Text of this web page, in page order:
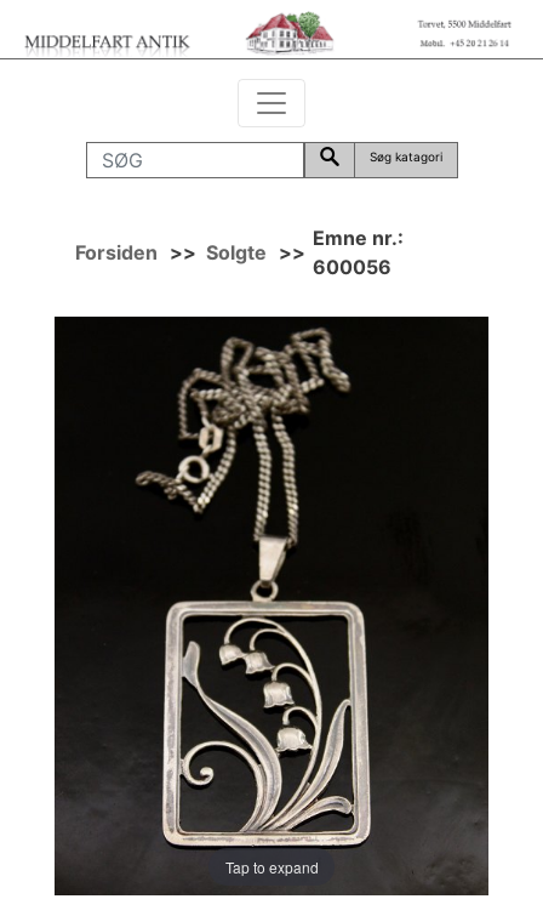
Søg katagori
Forsiden >> Solgte >>
Emne nr.:
600056
Tap to expand